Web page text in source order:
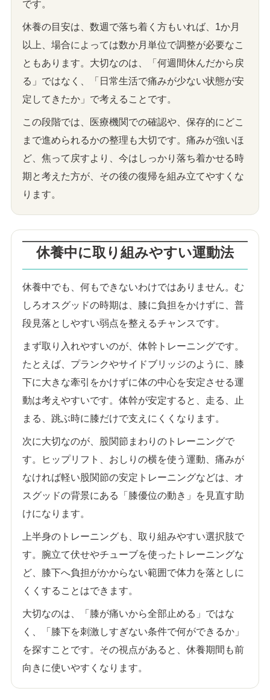
です。
休養の目安は、数週で落ち着く方もいれば、1か月
以上、場合によっては数か月単位で調整が必要なこ
ともあります。大切なのは、「何週間休んだから戻
る」ではなく、「日常生活で痛みが少ない状態が安
定してきたか」で考えることです。
この段階では、医療機関での確認や、保存的にどこ
まで進められるかの整理も大切です。痛みが強いほ
ど、焦って戻すより、今はしっかり落ち着かせる時
期と考えた方が、その後の復帰を組み立てやすくな
ります。
休養中に取り組みやすい運動法
休養中でも、何もできないわけではありません。む
しろオスグッドの時期は、膝に負担をかけずに、普
段見落としやすい弱点を整えるチャンスです。
まず取り入れやすいのが、体幹トレーニングです。
たとえば、プランクやサイドブリッジのように、膝
下に大きな牽引をかけずに体の中心を安定させる運
動は考えやすいです。体幹が安定すると、走る、止
まる、跳ぶ時に膝だけで支えにくくなります。
次に大切なのが、股関節まわりのトレーニングで
す。ヒップリフト、おしりの横を使う運動、痛みが
なければ軽い股関節の安定トレーニングなどは、オ
スグッドの背景にある「膝優位の動き」を見直す助
けになります。
上半身のトレーニングも、取り組みやすい選択肢で
す。腕立て伏せやチューブを使ったトレーニングな
ど、膝下へ負担がかからない範囲で体力を落としに
くくすることはできます。
大切なのは、「膝が痛いから全部止める」ではな
く、「膝下を刺激しすぎない条件で何ができるか」
を探すことです。その視点があると、休養期間も前
向きに使いやすくなります。